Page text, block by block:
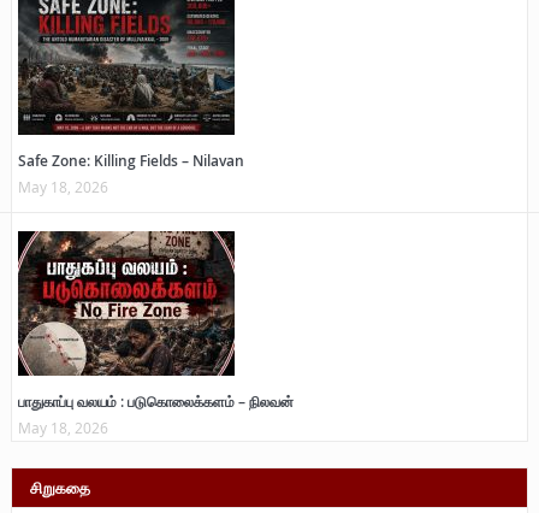
Safe Zone: Killing Fields – Nilavan
May 18, 2026
பாதுகாப்பு வலயம் : படுகொலைக்களம் – நிலவன்
May 18, 2026
சிறுகதை